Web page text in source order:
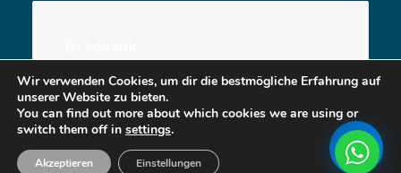
Wir verwenden Cookies, um dir die bestmögliche Erfahrung auf
unserer Website zu bieten.
You can find out more about which cookies we are using or
switch them off in settings.
Akzeptieren Einstellungen